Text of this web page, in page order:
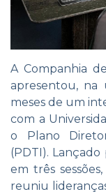
A Companhia
apresentou, na
meses de um
com a
o Plano
(PDTI).
em três
reuniu